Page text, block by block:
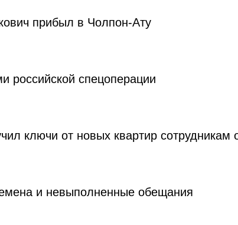
прибыл в Чолпон-Ату
российской спецоперации
ключи от новых квартир сотрудникам
и невыполненные обещания